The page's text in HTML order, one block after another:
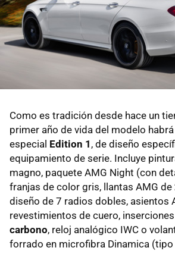
Como es tradición desde hace un
primer año de vida del modelo
especial Edition 1 , de diseño
equipamiento de serie. Incluye
magno, paquete AMG Night (con
franjas de color gris, llantas AMG de
diseño de 7 radios dobles, asientos
revestimientos de cuero,
carbono, reloj analógico IWC o
forrado en microfibra Dinamica (tipo